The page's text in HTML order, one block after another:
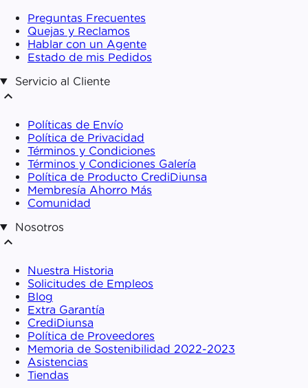
Preguntas Frecuentes
Quejas y Reclamos
Hablar con un Agente
Estado de mis Pedidos
Servicio al Cliente
expand_less
Políticas de Envío
Política de Privacidad
Términos y Condiciones
Términos y Condiciones Galería
Política de Producto CrediDiunsa
Membresía Ahorro Más
Comunidad
Nosotros
expand_less
Nuestra Historia
Solicitudes de Empleos
Blog
Extra Garantía
CrediDiunsa
Política de Proveedores
Memoria de Sostenibilidad 2022-2023
Asistencias
Tiendas